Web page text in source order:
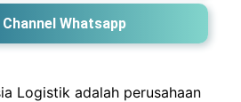
Channel Whatsapp
Logistik adalah perusahaan